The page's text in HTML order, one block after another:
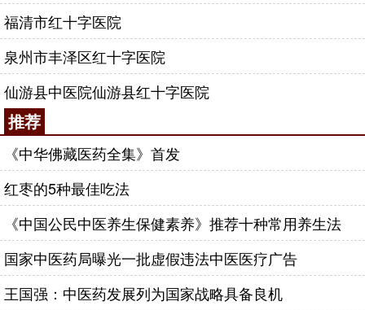
福清市红十字医院
泉州市丰泽区红十字医院
仙游县中医院仙游县红十字医院
推荐
《中华佛藏医药全集》首发
红枣的5种最佳吃法
《中国公民中医养生保健素养》推荐十种常用养生法
国家中医药局曝光一批虚假违法中医医疗广告
王国强：中医药发展列为国家战略具备良机